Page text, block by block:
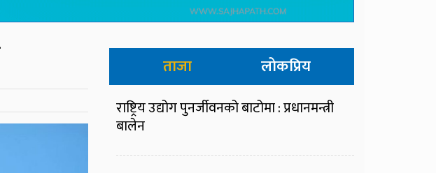
ताजा लोकप्रिय
राष्ट्रिय उद्योग पुनर्जीवनको बाटोमा : प्रधानमन्त्री
बालेन